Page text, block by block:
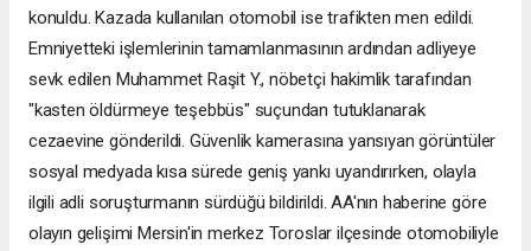
konuldu. Kazada kullanılan otomobil ise trafikten men edildi.
Emniyetteki işlemlerinin tamamlanmasının ardından adliyeye
sevk edilen Muhammet Raşit Y., nöbetçi hakimlik tarafından
"kasten öldürmeye teşebbüs" suçundan tutuklanarak
cezaevine gönderildi. Güvenlik kamerasına yansıyan görüntüler
sosyal medyada kısa sürede geniş yankı uyandırırken, olayla
ilgili adli soruşturmanın sürdüğü bildirildi. AA'nın haberine göre
olayın gelişimi Mersin'in merkez Toroslar ilçesinde otomobiliyle